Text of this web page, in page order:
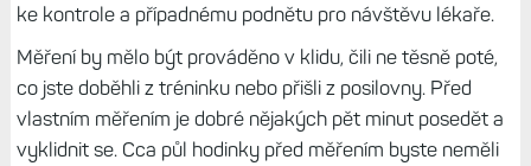
ke kontrole a případnému podnětu pro návštěvu lékaře.
Měření by mělo být prováděno v klidu, čili ne těsně poté,
co jste doběhli z tréninku nebo přišli z posilovny. Před
vlastním měřením je dobré nějakých pět minut posedět a
vyklidnit se. Cca půl hodinky před měřením byste neměli